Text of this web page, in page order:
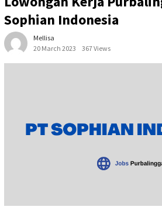
Sophian Indonesia
Mellisa
20 March 2023
367 Views